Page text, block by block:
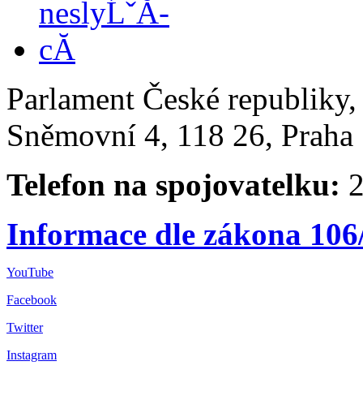
Parlament České
Sněmovní 4, 118 26,
Telefon na spojovatelku:
Informace dle zákona
YouTube
Facebook
Twitter
Instagram